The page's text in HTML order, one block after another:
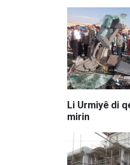
Li Urmiyê di
mirin